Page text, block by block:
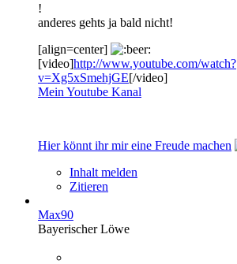
!
anderes gehts ja bald nicht!
[align=center]
[video]http://www.youtube.com/watch?
v=Xg5xSmehjGE[/video]
Mein Youtube Kanal
Hier könnt ihr mir eine Freude machen
Inhalt melden
Zitieren
Max90
Bayerischer Löwe